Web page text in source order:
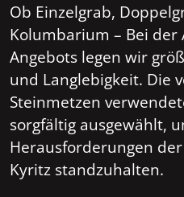
Ob Einzelgrab,
Kolumbarium – Bei der
Angebots legen wir
und Langlebigkeit. Die
Steinmetzen
sorgfältig ausgewählt,
Herausforderungen
Kyritz standzuhalten.